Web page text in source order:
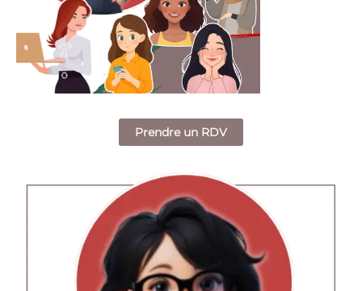
Prendre un RDV